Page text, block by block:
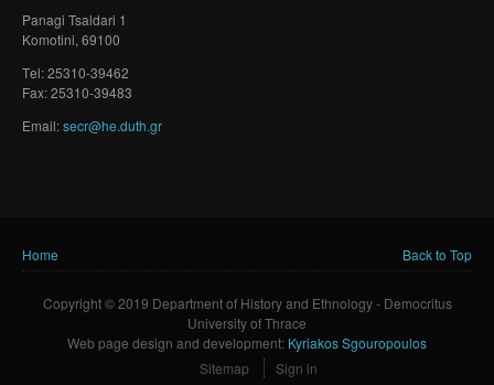
Panagi Tsaldari 1
Komotini, 69100
Τel: 25310-39462
Fax: 25310-39483
Email:secr@he.duth.gr
You are here
Home Back to Top
Copyright © 2019 Department of History and Ethnology - Democritus
University of Thrace
Web page design and development: Kyriakos Sgouropoulos
Sitemap
Sign in